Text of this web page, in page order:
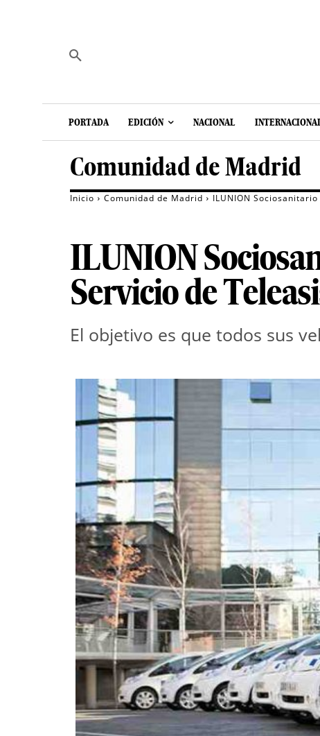
PORTADA EDICIÓN NACIONAL
Comunidad de Madrid
Inicio Comunidad de Madrid ILUNION
ILUNION
Servicio de
El objetivo es que todos sus